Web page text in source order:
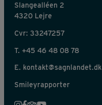
Slangealléen 2
4320 Lejre
Cvr: 33247257
T. +45 46 48 08 78
E. kontakt@sagnlandet.dk
Smileyrapporter